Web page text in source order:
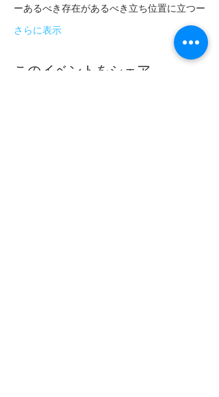
ーあるべき存在があるべき立ち位置に立つー
さらに表示
このイベントをシェア